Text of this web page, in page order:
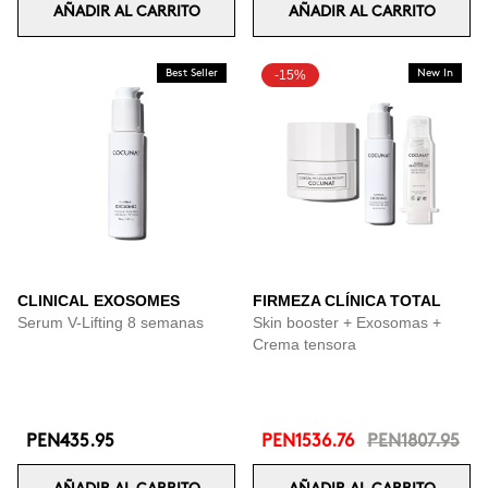
AÑADIR AL CARRITO AÑADIR AL CARRITO
Best Seller
CLINICAL EXOSOMES
Serum V-Lifting 8 semanas
PEN435.95
-15% New In
FIRMEZA CLÍNICA TOTAL
Skin booster + Exosomas +
Crema tensora
PEN1536.76 PEN1807.95